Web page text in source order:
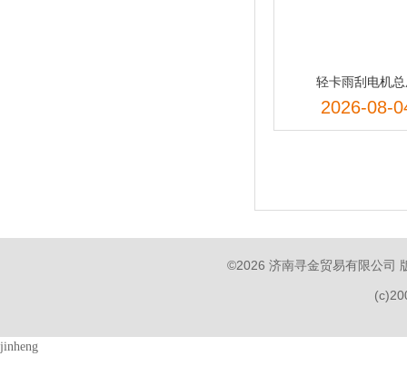
轻卡雨刮电机
2026-08-
©2026 济南寻金贸易有限公司
jinheng